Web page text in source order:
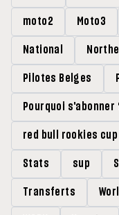
moto2 Moto3
National
Pilotes Belges
Pourquoi s'abonner
red bull rookies cup
Stats sup
Transferts